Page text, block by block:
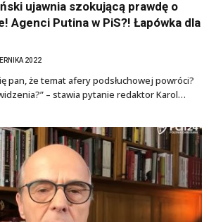
ujawnia szokującą prawdę o
Agenci Putina w PiS?! Łapówka dla
2022
pan, że temat afery podsłuchowej powróci?
– stawia pytanie redaktor Karol…